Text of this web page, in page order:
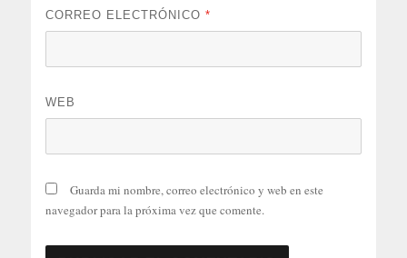
CORREO ELECTRÓNICO*
WEB
Guarda mi nombre, correo electrónico y web en este
navegador para la próxima vez que comente.